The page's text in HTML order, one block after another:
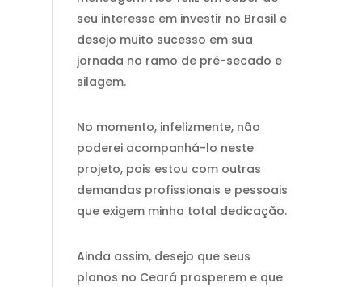
seu interesse em investir no Brasil e
desejo muito sucesso em sua
jornada no ramo de pré-secado e
silagem.
No momento, infelizmente, não
poderei acompanhá-lo neste
projeto, pois estou com outras
demandas profissionais e pessoais
que exigem minha total dedicação.
Ainda assim, desejo que seus
planos no Ceará prosperem e que